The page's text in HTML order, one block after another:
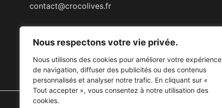
Nous respectons votre vie privée.
Nous utilisons des cookies pour améliorer votre expérience
de navigation, diffuser des publicités ou des contenus
personnalisés et analyser notre trafic. En cliquant sur «
Tout accepter », vous consentez à notre utilisation des
cookies.
contact@crocolives.fr